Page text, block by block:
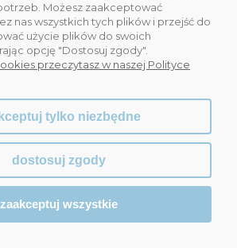
Kolczyki truskawki
(P15/KDS/12AG)
57,00 zł
Możesz zaakceptować
nas wszystkich tych plików i przejść do
użycie plików do swoich
opcję "Dostosuj zgody".
przeczytasz w naszej Polityce
tylko niezbędne
dostosuj zgody
zaakceptuj wszystkie